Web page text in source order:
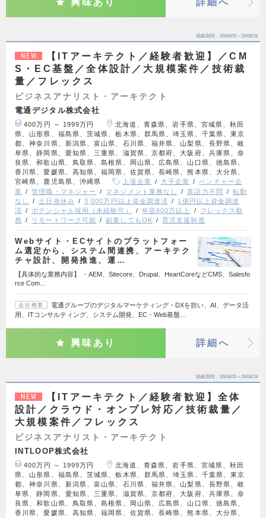
興味あり 詳細へ
掲載期間 26/08/05～26/08/18
NEW
【ITアーキテクト／経験者歓迎】／CM
S・EC基盤／全体設計／大規模案件／技術裁
量／フレックス
ビジネスアナリスト・アーキテクト
電通デジタル株式会社
400万円 ～ 1999万円
北海道、青森県、岩手県、宮城県、秋田
県、山形県、福島県、茨城県、栃木県、群馬県、埼玉県、千葉県、東京
都、神奈川県、新潟県、富山県、石川県、福井県、山梨県、長野県、岐
阜県、静岡県、愛知県、三重県、滋賀県、京都府、大阪府、兵庫県、奈
良県、和歌山県、鳥取県、島根県、岡山県、広島県、山口県、徳島県、
香川県、愛媛県、高知県、福岡県、佐賀県、長崎県、熊本県、大分県、
宮崎県、鹿児島県、沖縄県
上場企業 大手企業
ベンチャー企
業
管理職・マネジャー マネジメント業務なし 英語力不問
転勤
なし
土日祝休み 3,000万円以上資金調達済
1億円以上資金調達
済
ポテンシャル採用（未経験可） 年収600万以上
フレックス勤
務
リモートワーク可能 副業してもOK 育児支援制度
Webサイト・ECサイトのプラットフォー
ム選定から、システム間連携、アーキテク
チャ設計、開発推進、運…
【具体的な業務内容】 ・AEM、Sitecore、Drupal、HeartCoreなどCMS、Salesfo
rce Com…
会社概要
電通グループのデジタルマーケティング・DXを担い、AI、データ活
用、ITコンサルティング、システム開発、EC・Web基盤…
興味あり 詳細へ
掲載期間 26/08/05～26/08/18
NEW
【ITアーキテクト／経験者歓迎】全体
設計／クラウド・オンプレ対応／技術裁量／
大規模案件／フレックス
ビジネスアナリスト・アーキテクト
INTLOOP株式会社
400万円 ～ 1999万円
北海道、青森県、岩手県、宮城県、秋田
県、山形県、福島県、茨城県、栃木県、群馬県、埼玉県、千葉県、東京
都、神奈川県、新潟県、富山県、石川県、福井県、山梨県、長野県、岐
阜県、静岡県、愛知県、三重県、滋賀県、京都府、大阪府、兵庫県、奈
良県、和歌山県、鳥取県、島根県、岡山県、広島県、山口県、徳島県、
香川県、愛媛県、高知県、福岡県、佐賀県、長崎県、熊本県、大分県、